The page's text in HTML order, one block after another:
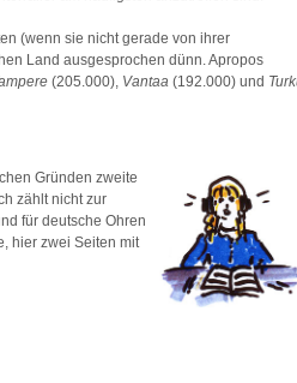
(wenn sie nicht gerade von ihrer
Land ausgesprochen dünn. Apropos
(205.000), Vantaa (192.000) und
Gründen zweite
zählt nicht zur
für deutsche Ohren
hier zwei Seiten mit